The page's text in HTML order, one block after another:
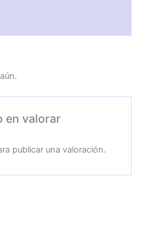
en valorar
publicar una valoración.